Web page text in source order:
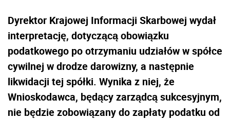
Dyrektor Krajowej Informacji Skarbowej wydał
interpretację, dotyczącą obowiązku
podatkowego po otrzymaniu udziałów w spółce
cywilnej w drodze darowizny, a następnie
likwidacji tej spółki. Wynika z niej, że
Wnioskodawca, będący zarządcą sukcesyjnym,
nie będzie zobowiązany do zapłaty podatku od